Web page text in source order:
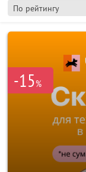
По рейтингу
-15%